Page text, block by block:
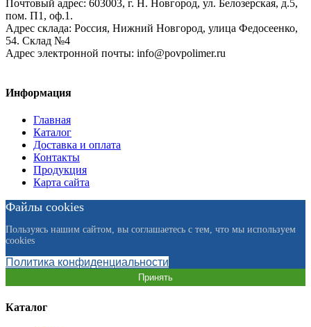
Почтовый адрес: 603003, г. Н. Новгород, ул. Белозерская, д.5,
пом. П1, оф.1.
Адрес склада: Россия, Нижний Новгород, улица Федосеенко,
54. Склад №4
Адрес электронной почты: info@povpolimer.ru
Информация
Главная
Каталог
Доставка и оплата
Контакты
Продукция
Карта сайта
Файлы cookies
Пользуясь нашим сайтом, вы соглашаетесь с тем, что мы используем
cookies
Политика конфиденциальности
Принять
Каталог